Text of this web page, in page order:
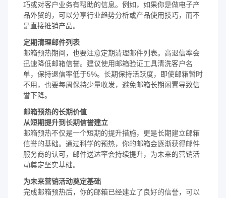
巧或对客户业务有帮助的信息。例如，如果你是做电子产
品外贸的，可以分享行业趋势分析或产品使用技巧，而不
是直接推销产品。
定期清理邮件列表
邮箱预热期间，也要注意定期清理邮件列表。高退信率会
迅速降低邮箱信誉。建议使用邮箱验证工具清洗客户名
单，保持退信率低于5%。长期保持活跃度，即使邮箱暂时
不用，也要每周保持少量收发，避免邮箱长期闲置导致信
誉下降。
邮箱预热的长期价值
从短期提升到长期信誉建立
邮箱预热不仅是一个短期的提升措施，更是长期建立邮箱
信誉的基础。通过科学的预热，你的邮箱会逐渐获得邮件
服务商的认可，邮件送达率会持续提升，为未来的营销活
动奠定坚实基础。
为未来营销活动奠定基础
完成邮箱预热后，你的邮箱已经建立了良好的信誉，可以